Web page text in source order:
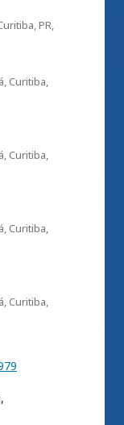
PR,
Curitiba,
Curitiba,
Curitiba,
Curitiba,